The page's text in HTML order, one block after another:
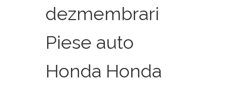
dezmembrari
Piese auto
Honda Honda